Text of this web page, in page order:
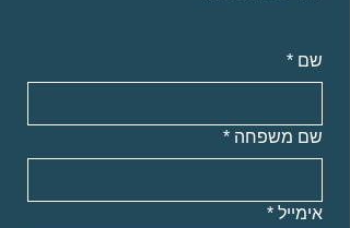
שם *
שם משפחה *
אימייל *